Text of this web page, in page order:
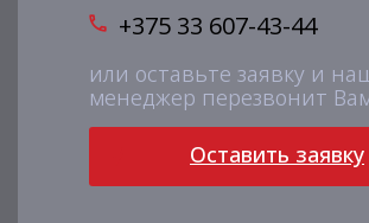
+375 33 607-43-44
или оставьте заявку и
менеджер перезвонит
Оставить заявку